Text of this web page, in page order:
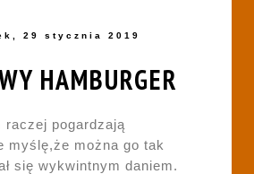
29 stycznia 2019
HAMBURGER
raczej pogardzają
myślę,że można go tak
się wykwintnym daniem.